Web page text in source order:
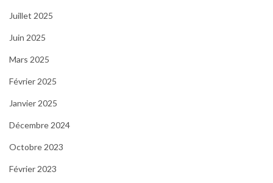
Juillet 2025
Juin 2025
Mars 2025
Février 2025
Janvier 2025
Décembre 2024
Octobre 2023
Février 2023